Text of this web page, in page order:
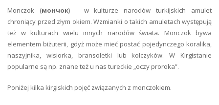
Monczok (мончок) – w kulturze narodów turkijskich amulet
chroniący przed złym okiem. Wzmianki o takich amuletach występują
też w kulturach wielu innych narodów świata. Monczok bywa
elementem biżuterii, gdyż może mieć postać pojedynczego koralika,
naszyjnika, wisiorka, bransoletki lub kolczyków. W Kirgistanie
popularne są np. znane też u nas tureckie „oczy proroka”.
Poniżej kilka kirgiskich pojęć związanych z monczokiem.